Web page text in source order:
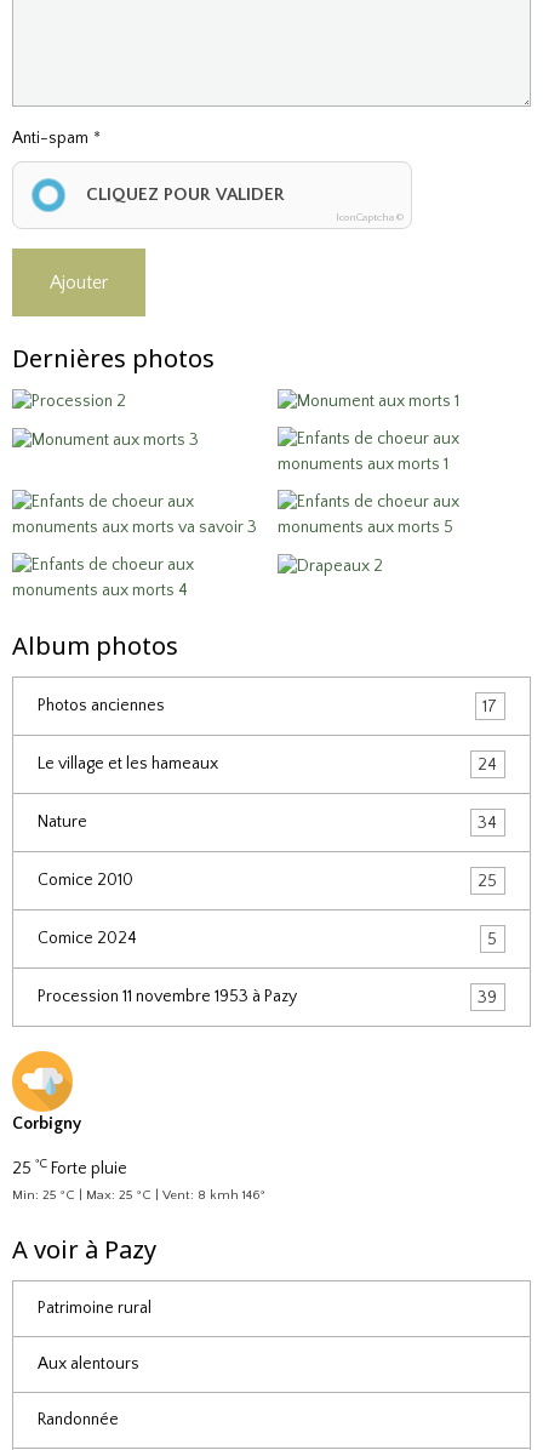
Anti-spam
CLIQUEZ POUR VALIDER
IconCaptcha ©
Ajouter
Dernières photos
Album photos
Photos anciennes 17
Le village et les hameaux 24
Nature 34
Comice 2010 25
Comice 2024 5
Procession 11 novembre 1953 à Pazy 39
Corbigny
25 °C Forte pluie
Min: 25 °C | Max: 25 °C | Vent: 8 kmh 146°
A voir à Pazy
Patrimoine rural
Aux alentours
Randonnée